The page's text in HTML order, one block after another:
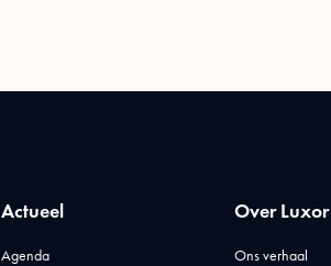
Actueel
Agenda
Over Luxor
Ons verhaal